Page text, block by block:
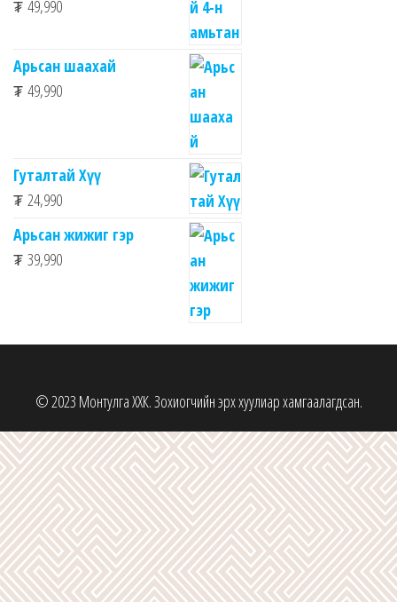
₮ 49,990
Арьсан шаахай
₮ 49,990
Гуталтай Хүү
₮ 24,990
Арьсан жижиг гэр
₮ 39,990
© 2023 Монтулга ХХК. Зохиогчийн эрх хуулиар хамгаалагдсан.